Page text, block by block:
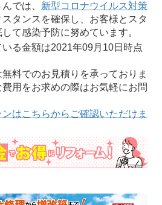
では、 新型コロナウイルス対策
タンスを確保し、お客様とスタ
て感染予防に努めています。
る金額は2021年09月10日時点
料でのお見積りを承っておりま
用をお求めの際はお気軽にお問
はこちらからご確認いただけま